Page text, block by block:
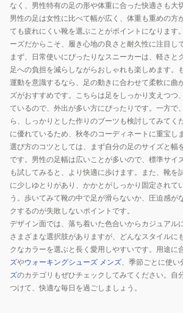
なく、男性特有の足の形や体重に合った快適さも大
男性の足は女性に比べて幅が広く、体重も重めの方
ても疲れにくい靴を選ぶことがポイントになります
ーズだからこそ、履き心地の良さと耐久性に注目し
まず、日常使いにぴったりなスニーカーは、軽さと
足への負担を減らしながらおしゃれも楽しめます。
運動を意識するなら、足の動きに合わせて柔軟に曲
ズがおすすめです。こちらは足をしっかり支えつつ
ているので、外出が多い方にぴったりです。一方で
ら、しっかりとした作りのブーツも検討してみてく
に優れているため、秋冬のコーディネートに重宝しま
選び方のコツとしては、まず自分の足のサイズと幅
です。男性の足幅は広いことが多いので、標準サイ
も試してみると、より快適に歩けます。また、靴を
に少しゆとりがあり、かかとがしっかり固定されて
う。歩いてみて靴の中で足が滑らないか、圧迫感が
クするのが失敗しないポイントです。
デザイン面では、落ち着いた色合いからカジュアル
さまざまな選択肢がありますが、どんなスタイルに
クなカラーを選ぶと長く愛用しやすいです。用途に
ズやウォーキングシューズ メンズ、季節ごとに使い
ズのカテゴリもぜひチェックしてみてください。自
つけて、快適な毎日を過ごしましょう。